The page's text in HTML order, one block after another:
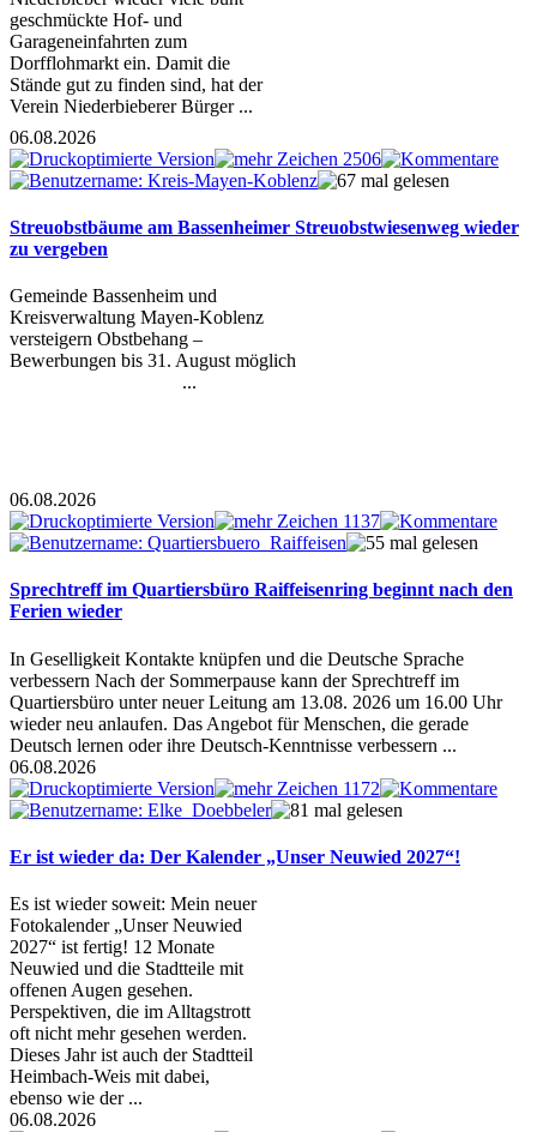
geschmückte Hof- und
Garageneinfahrten zum
Dorfflohmarkt ein. Damit die
Stände gut zu finden sind, hat der
Verein Niederbieberer Bürger ...
06.08.2026
Streuobstbäume am Bassenheimer Streuobstwiesenweg wieder
zu vergeben
Gemeinde Bassenheim und
Kreisverwaltung Mayen-Koblenz
versteigern Obstbehang –
Bewerbungen bis 31. August möglich
...
06.08.2026
Sprechtreff im Quartiersbüro Raiffeisenring beginnt nach den
Ferien wieder
In Geselligkeit Kontakte knüpfen und die Deutsche Sprache
verbessern Nach der Sommerpause kann der Sprechtreff im
Quartiersbüro unter neuer Leitung am 13.08. 2026 um 16.00 Uhr
wieder neu anlaufen. Das Angebot für Menschen, die gerade
Deutsch lernen oder ihre Deutsch-Kenntnisse verbessern ...
06.08.2026
Er ist wieder da: Der Kalender „Unser Neuwied 2027“!
Es ist wieder soweit: Mein neuer
Fotokalender „Unser Neuwied
2027“ ist fertig! 12 Monate
Neuwied und die Stadtteile mit
offenen Augen gesehen.
Perspektiven, die im Alltagstrott
oft nicht mehr gesehen werden.
Dieses Jahr ist auch der Stadtteil
Heimbach-Weis mit dabei,
ebenso wie der ...
06.08.2026